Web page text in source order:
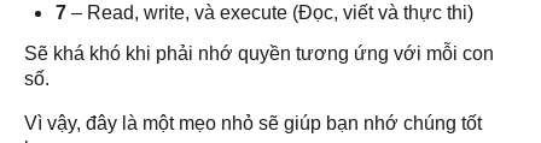
7 – Read, write, và execute (Đọc, viết và thực thi)
Sẽ khá khó khi phải nhớ quyền tương ứng với mỗi con
số.
Vì vậy, đây là một mẹo nhỏ sẽ giúp bạn nhớ chúng tốt